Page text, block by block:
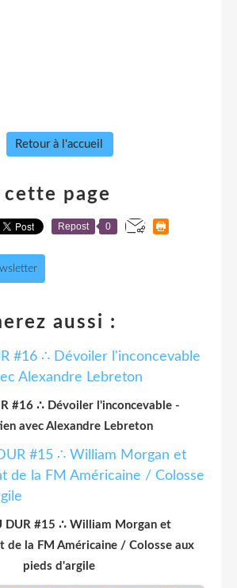
Retour à l'accueil
cette page
Repost 0
aussi :
#16 ∴ Dévoiler l'inconcevable -
avec Alexandre Lebreton
DUR #15 ∴ William Morgan et
de la FM Américaine / Colosse aux
pieds d'argile